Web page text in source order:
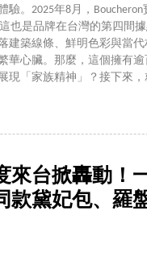
。2025年8月，Boucheron
也是品牌在台灣的第四間
建築線條、鮮明色彩與當代
華心臟。那麼，這個擁有
現「家族精神」？接下來，
來台掀轟動！
款黛妃包、羅